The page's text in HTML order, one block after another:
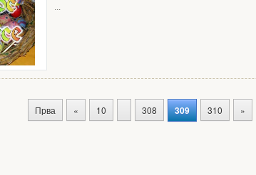
...
Прва « 10 308 309 310 »